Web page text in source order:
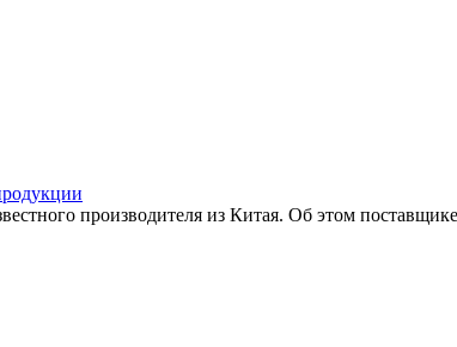
производителя из Китая. Об этом